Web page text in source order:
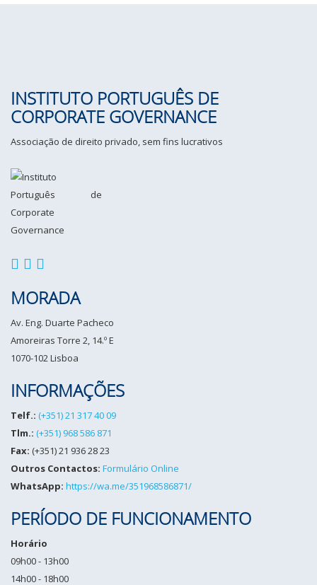
INSTITUTO PORTUGUÊS DE
CORPORATE GOVERNANCE
Associação de direito privado, sem fins lucrativos
MORADA
Av. Eng. Duarte Pacheco
Amoreiras Torre 2, 14.º E
1070-102 Lisboa
INFORMAÇÕES
Telf.: (+351) 21 317 40 09
Tlm.: (+351) 968 586 871
Fax: (+351) 21 936 28 23
Outros Contactos: Formulário Online
WhatsApp: https://wa.me/351968586871/
PERÍODO DE FUNCIONAMENTO
Horário
09h00 - 13h00
14h00 - 18h00